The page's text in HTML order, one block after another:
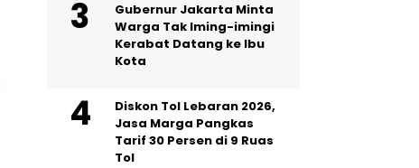
Gubernur Jakarta Minta
Warga Tak Iming-imingi
Kerabat Datang ke Ibu
Kota
Diskon Tol Lebaran 2026,
Jasa Marga Pangkas
Tarif 30 Persen di 9 Ruas
Tol